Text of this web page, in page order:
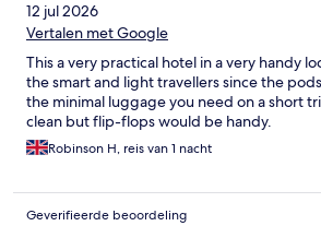
12 jul 2026
Vertalen met Google
This a very practical hotel in a very handy
the smart and light travellers since the
the minimal luggage you need on a short
clean but flip-flops would be handy.
Robinson H, reis van 1 nacht
Geverifieerde beoordeling